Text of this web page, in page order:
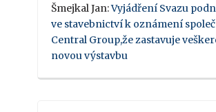
Šmejkal Jan:Vyjádření Svazu
ve stavebnictví k oznámení
Central Group,že zastavuje
novou výstavbu